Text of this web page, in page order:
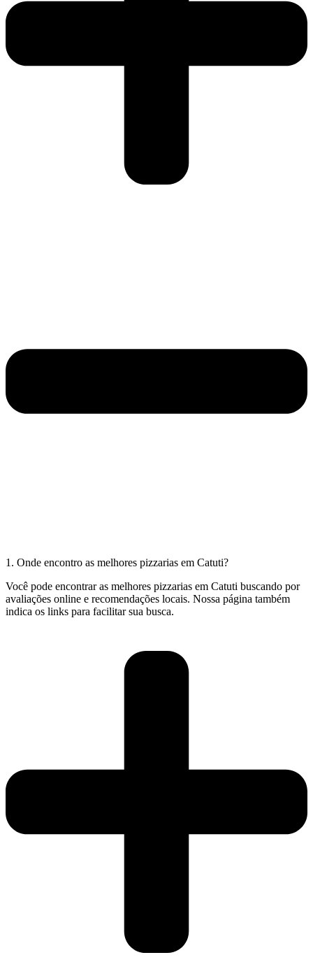
1. Onde encontro as melhores pizzarias em Catuti?
Você pode encontrar as melhores pizzarias em Catuti buscando por
avaliações online e recomendações locais. Nossa página também
indica os links para facilitar sua busca.